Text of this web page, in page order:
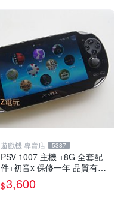
遊戲機 專賣店 5387
PSV 1007 主機 +8G 全套配
件+初音x 保修一年 品質有保
障
$3,600